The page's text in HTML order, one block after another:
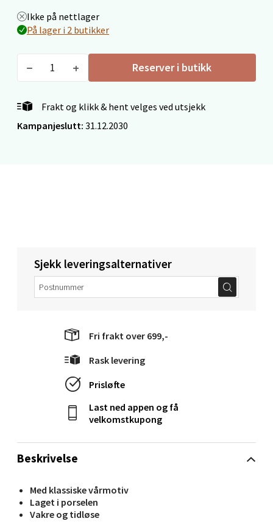
Ikke på nettlager
På lager i 2 butikker
Reserver i butikk
Frakt og klikk & hent velges ved utsjekk
Kampanjeslutt: 31.12.2030
Beskrivelse
Med klassiske vårmotiv
Laget i porselen
Vakre og tidløse
Sjekk leveringsalternativer
Fri frakt over 699,-
Rask levering
Prisløfte
Last ned appen og få
velkomstkupong
Mandal - Alti Mandal
Åpent i dag 10-18
0 i butikk
Fridtjof Nansensgate 22, 8622 Mo i Rana
Åpent i dag 10-18
Ålesund - Thon Senter Moa
Åpent i dag 10-18
0 i butikk